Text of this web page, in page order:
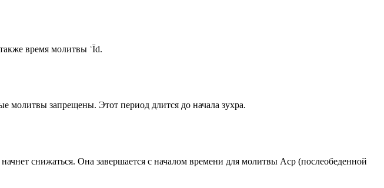
время молитвы ʿĪd.
молитвы запрещены. Этот период длится до начала зухра.
снижаться. Она завершается с началом времени для молитвы Аср (послеобеденной